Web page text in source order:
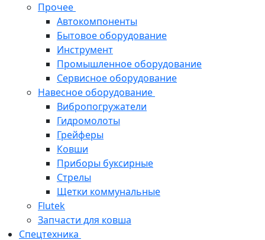
Прочее
Автокомпоненты
Бытовое оборудование
Инструмент
Промышленное оборудование
Сервисное оборудование
Навесное оборудование
Вибропогружатели
Гидромолоты
Грейферы
Ковши
Приборы буксирные
Стрелы
Щетки коммунальные
Flutek
Запчасти для ковша
Спецтехника